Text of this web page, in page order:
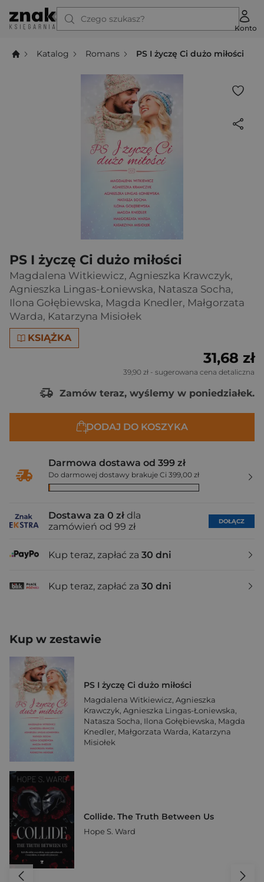
Czego szukasz?
Konto
Katalog Romans PS I życzę Ci dużo miłości
PS I życzę Ci dużo miłości
Magdalena Witkiewicz, Agnieszka Krawczyk,
Agnieszka Lingas-Łoniewska, Natasza Socha,
Ilona Gołębiewska, Magda Knedler, Małgorzata
Warda, Katarzyna Misiołek
KSIĄŻKA
31,68 zł
39,90 zł - sugerowana cena detaliczna
Zamów teraz, wyślemy w poniedziałek.
DODAJ DO KOSZYKA
Darmowa dostawa od 399 zł
Do darmowej dostawy brakuje Ci 399,00 zł
Dostawa za 0 zł dla
zamówień od 99 zł
DOŁĄCZ
Kup teraz, zapłać za 30 dni
Kup teraz, zapłać za 30 dni
Kup w zestawie
PS I życzę Ci dużo miłości
Magdalena Witkiewicz, Agnieszka
Krawczyk, Agnieszka Lingas-Łoniewska,
Natasza Socha, Ilona Gołębiewska, Magda
Knedler, Małgorzata Warda, Katarzyna
Misiołek
Collide. The Truth Between Us
Hope S. Ward